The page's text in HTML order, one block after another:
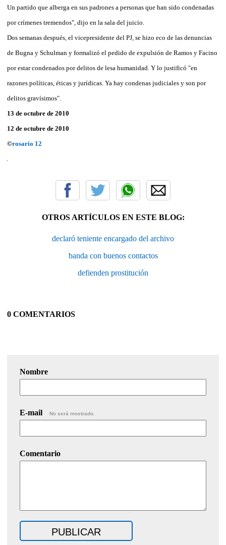
Un partido que alberga en sus padrones a personas que han sido condenadas
por crímenes tremendos", dijo en la sala del juicio.
Dos semanas después, el vicepresidente del PJ, se hizo eco de las denuncias
de Bugna y Schulman y formalizó el pedido de expulsión de Ramos y Facino
por estar condenados por delitos de lesa humanidad. Y lo justificó "en
razones políticas, éticas y jurídicas. Ya hay condenas judiciales y son por
delitos gravísimos".
13 de octubre de 2010
12 de octubre de 2010
©rosario 12
OTROS ARTÍCULOS EN ESTE BLOG:
declaró teniente encargado del archivo
banda con buenos contactos
defienden prostitución
0 COMENTARIOS
Nombre
E-mail No será mostrado.
Comentario